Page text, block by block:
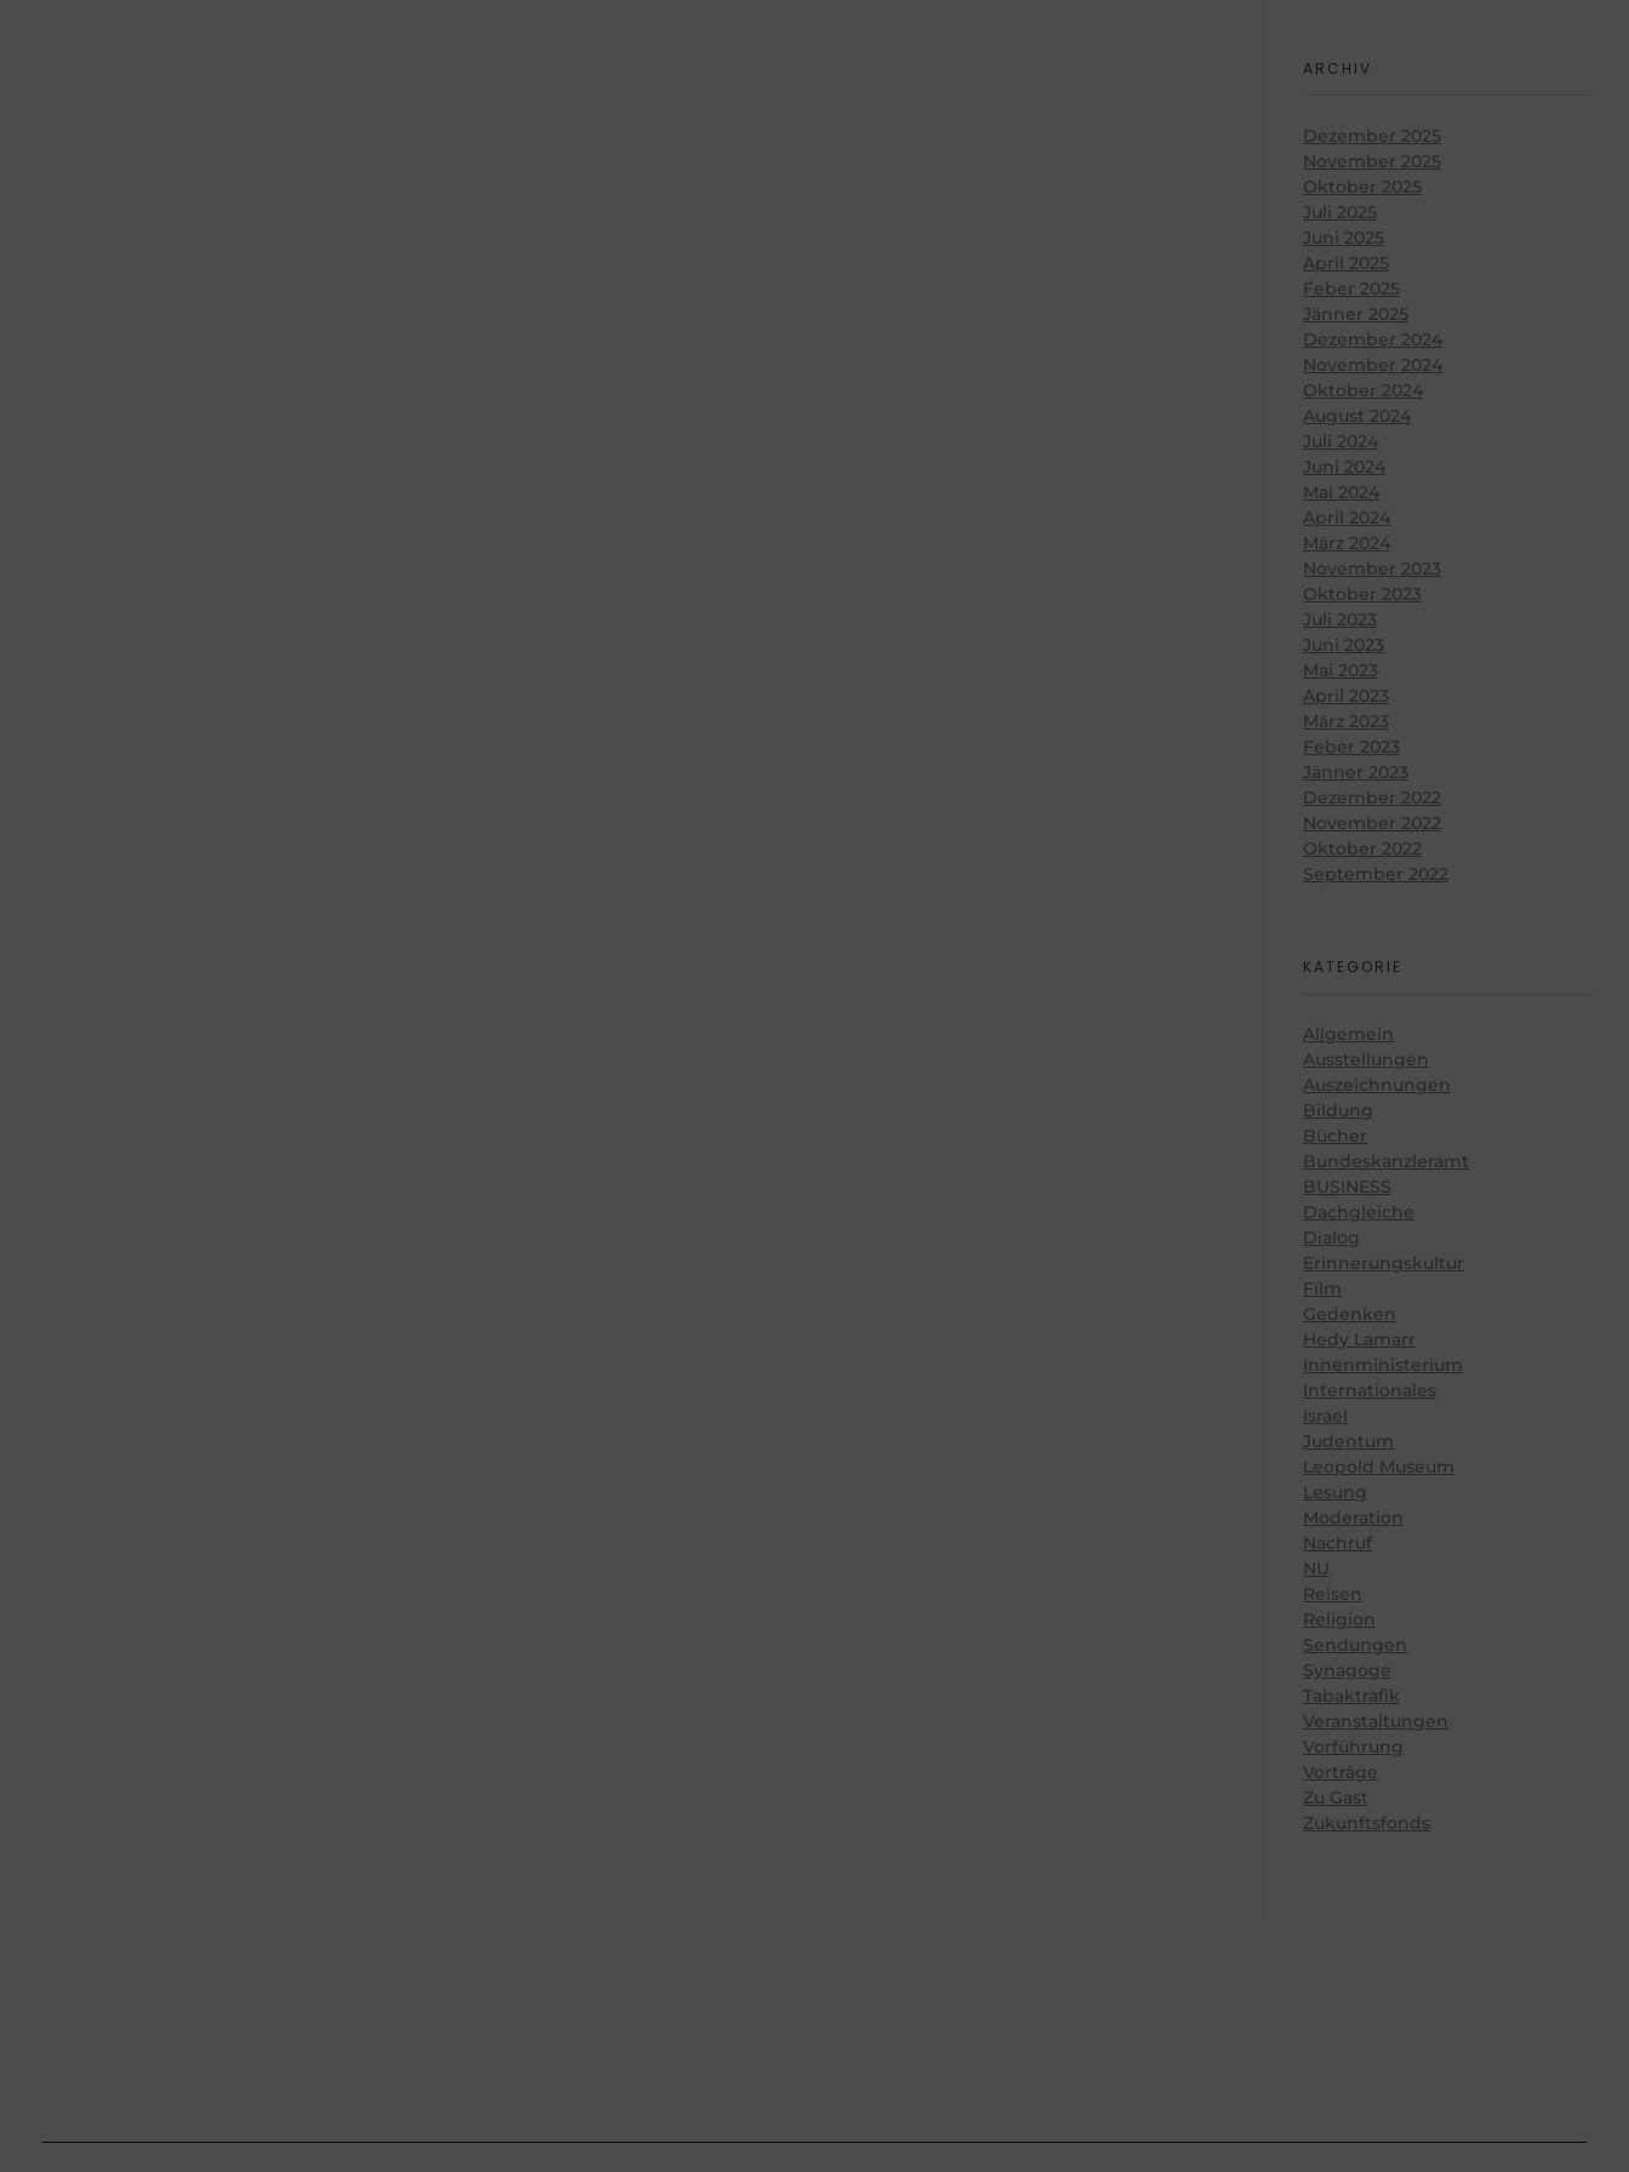
ARCHIV
Dezember 2025
November 2025
Oktober 2025
Juli 2025
Juni 2025
April 2025
Feber 2025
Jänner 2025
Dezember 2024
November 2024
Oktober 2024
August 2024
Juli 2024
Juni 2024
Mai 2024
April 2024
März 2024
November 2023
Oktober 2023
Juli 2023
Juni 2023
Mai 2023
April 2023
März 2023
Feber 2023
Jänner 2023
Dezember 2022
November 2022
Oktober 2022
September 2022
KATEGORIE
Allgemein
Ausstellungen
Auszeichnungen
Bildung
Bücher
Bundeskanzleramt
BUSINESS
Dachgleiche
Dialog
Erinnerungskultur
Film
Gedenken
Hedy Lamarr
Innenministerium
Internationales
Israel
Judentum
Leopold Museum
Lesung
Moderation
Nachruf
NU
Reisen
Religion
Sendungen
Synagoge
Tabaktrafik
Veranstaltungen
Vorführung
Vorträge
Zu Gast
Zukunftsfonds